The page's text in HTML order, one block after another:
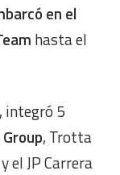
en el
hasta el
integró 5
, Trotta
el JP Carrera